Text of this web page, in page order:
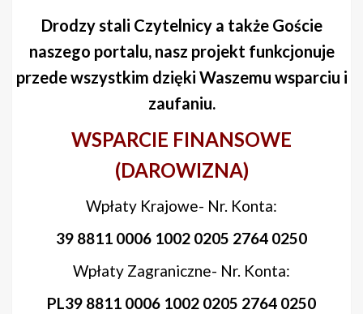
Drodzy stali Czytelnicy a także Goście
naszego portalu, nasz projekt funkcjonuje
przede wszystkim dzięki Waszemu wsparciu i
zaufaniu.
WSPARCIE FINANSOWE
(DAROWIZNA)
Wpłaty Krajowe- Nr. Konta:
39 8811 0006 1002 0205 2764 0250
Wpłaty Zagraniczne- Nr. Konta:
PL39 8811 0006 1002 0205 2764 0250